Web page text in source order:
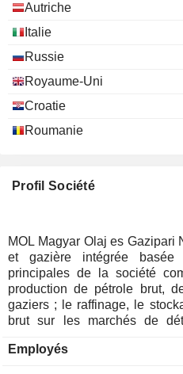
Autriche
Italie
Russie
Royaume-Uni
Croatie
Roumanie
Profil Société
MOL Magyar Olaj es Gazipari
et gazière intégrée
principales de la société
production de pétrole brut,
gaziers ; le raffinage, le
brut sur les marchés de
de gaz naturel et d'autres
Employés